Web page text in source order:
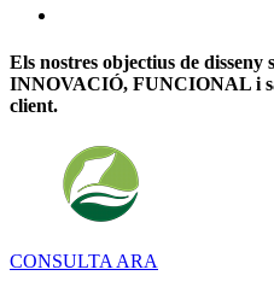
Els nostres objectius de
INNOVACIÓ, FUNCIONAL i
client.
CONSULTA ARA